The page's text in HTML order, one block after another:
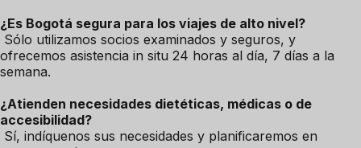
¿Es Bogotá segura para los viajes de alto nivel?
Sólo utilizamos socios examinados y seguros, y
ofrecemos asistencia in situ 24 horas al día, 7 días a la
semana.
¿Atienden necesidades dietéticas, médicas o de
accesibilidad?
Sí, indíquenos sus necesidades y planificaremos en